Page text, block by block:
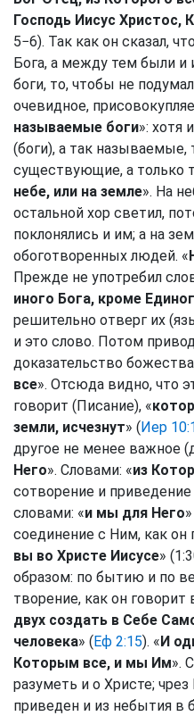
Господь Иисус
5−6). Так как он сказал,
Бога, а между тем были
боги, то, чтобы не
очевидное,
называемые боги»: хотя
(боги), а так называемые,
существующие, а только
небе, или на земле». На
остальной хор светил,
поклонялись и им; а на
обоготворенных людей. «
Прежде не употребил
иного Бога, кроме
решительно отверг их
и это слово. Потом
доказательство
все». Отсюда видно, что
говорит (Писание), «
земли, исчезнут» (Иер
другое не менее важное
Него». Словами: «из
сотворение и
словами: «и мы для Него
соединение с Ним, как он
вы во Христе Иисусе»
образом: по бытию и по
творение, как он говорит
двух создать в Себе
человека» (Еф 2:15). «И
Которым все, и мы Им».
разуметь и о Христе;
приведен и из небытия в